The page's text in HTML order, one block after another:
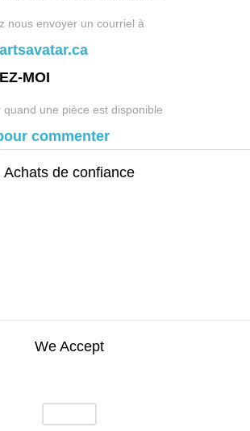
nous envoyer un courriel à
MOI
quand une pièce est disponible
commenter
Achats de confiance
We Accept